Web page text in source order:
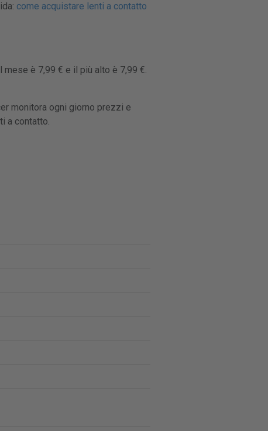
come acquistare lenti a contatto
è 7,99 € e il più alto è 7,99 €.
monitora ogni giorno prezzi e
a contatto.